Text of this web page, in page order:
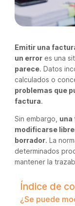
Emitir una
un error es una
parece. Datos
calculados o
problemas que
factura.
Sin embargo, una
modificarse
borrador. La
determinados
mantener la
Índice de
¿Se puede